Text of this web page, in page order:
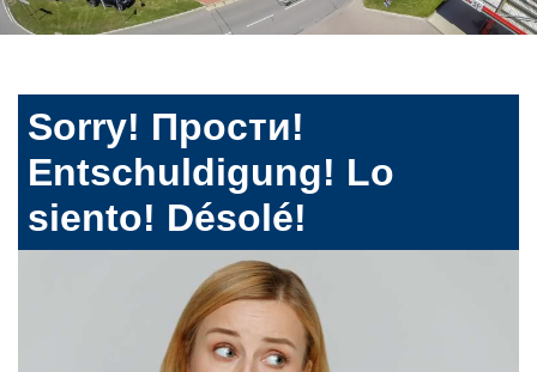
Sorry! Прости!
Entschuldigung! Lo
siento! Désolé!